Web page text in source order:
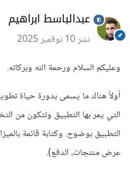
عبدالباسط ابراهيم
نشر10 نوفمبر 2025
وعليكم السلام ورحمة الله وبركاته.
أولاً هناك ما يسمى بدورة حياة
التي يمر بها التطبيق وتتكون من
التطبيق بوضوح. وكتابة قائمة
عرض منتجات، الدفع).